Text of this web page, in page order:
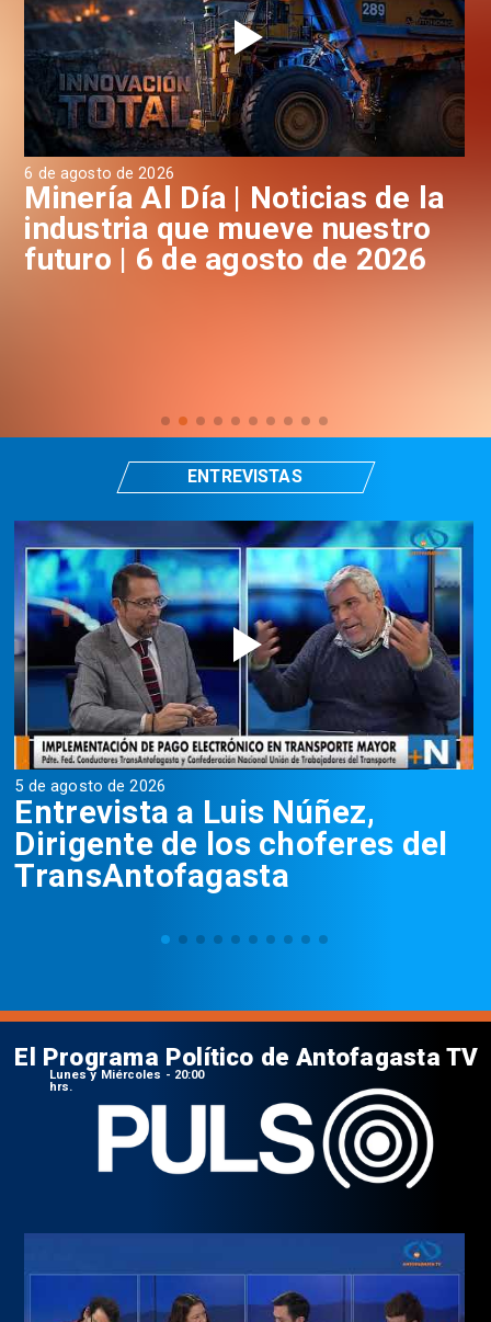
6 de agosto de 2026
Minería Al Día | Noticias de la
industria que mueve nuestro
futuro | 6 de agosto de 2026
5 de agosto de 2026
Entrevista a Luis Núñez,
Dirigente de los choferes del
TransAntofagasta
ENTREVISTAS
El Programa Político de Antofagasta TV
Lunes y Miércoles - 20:00
hrs.